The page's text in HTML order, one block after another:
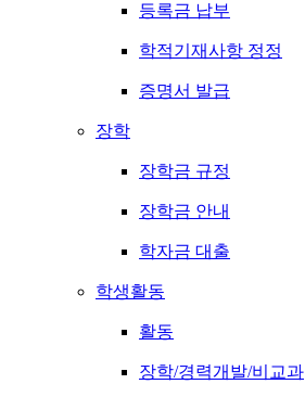
등록금 납부
학적기재사항 정정
증명서 발급
장학
장학금 규정
장학금 안내
학자금 대출
학생활동
활동
장학/경력개발/비교과